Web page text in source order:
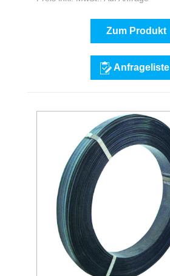
Zum Produkt
Anfrageliste